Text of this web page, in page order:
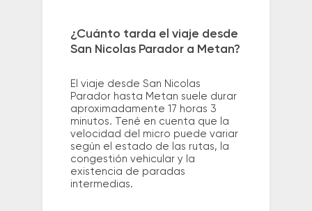
¿Cuánto tarda el viaje desde
San Nicolas Parador a Metan?
El viaje desde San Nicolas
Parador hasta Metan suele durar
aproximadamente 17 horas 3
minutos. Tené en cuenta que la
velocidad del micro puede variar
según el estado de las rutas, la
congestión vehicular y la
existencia de paradas
intermedias.